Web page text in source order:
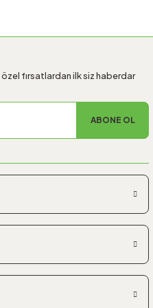
fırsatlardan ilk siz haberdar
ABONE OL